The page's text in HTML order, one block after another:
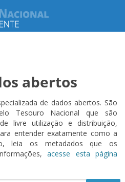
abertos
de dados abertos. São
Tesouro Nacional que são
livre utilização e distribuição,
entender exatamente como a
leia os metadados que os
acesse esta página